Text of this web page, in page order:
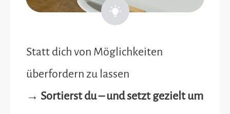
Statt dich von Möglichkeiten
überfordern zu lassen
→ Sortierst du – und setzt gezielt um